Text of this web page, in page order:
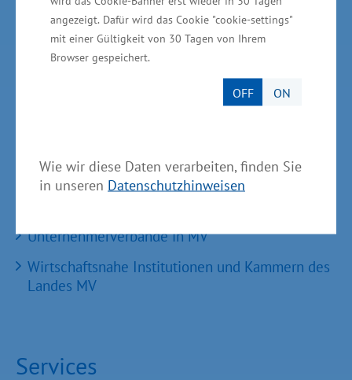
angezeigt. Dafür wird das Cookie "cookie-settings"
mit einer Gültigkeit von 30 Tagen von Ihrem
Browser gespeichert.
OFF ON
Wie wir diese Daten verarbeiten, finden Sie
in unseren Datenschutzhinweisen
BioCon Valley®GmbH
Landesförderinstitut Mecklenburg-Vorpommern
(LFI M-V)
TBI Technologie-Beratungs-Institut GmbH
GründerMV
Unternehmerverbände in MV
Wirtschaftsnahe Institutionen und Kammern des
Landes MV
Services